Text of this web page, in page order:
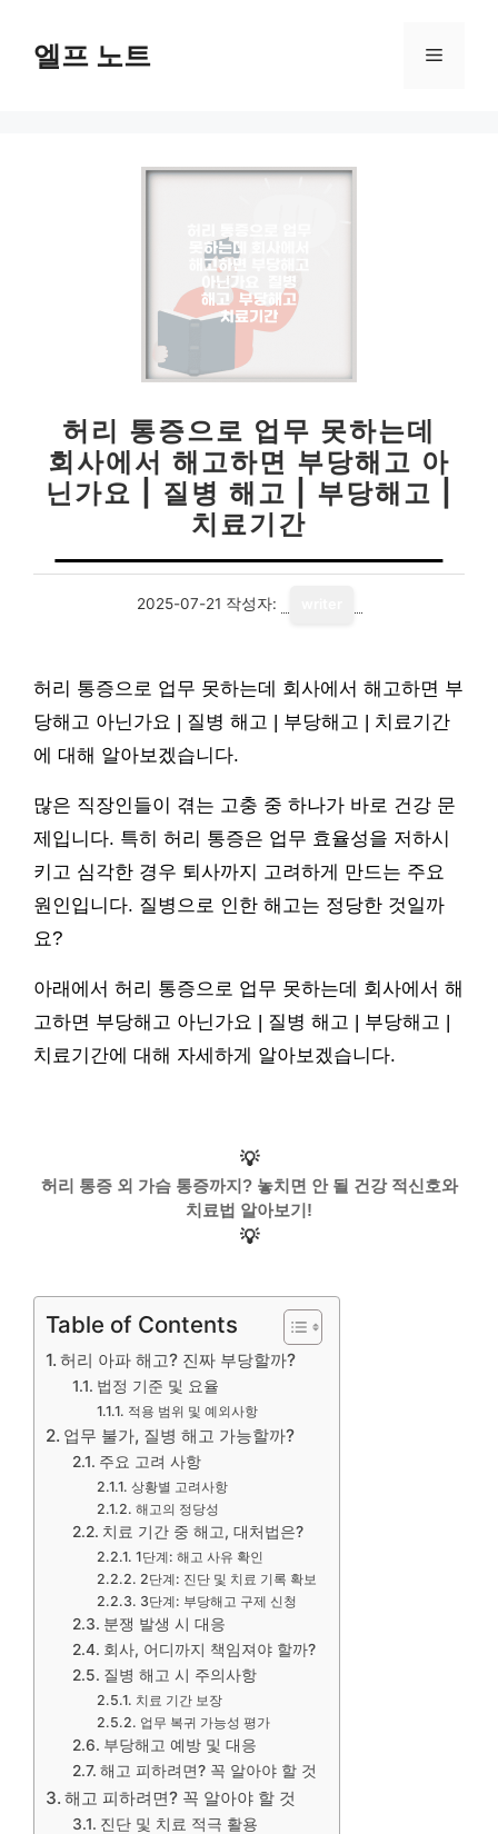
엘프 노트 메
허리 통증으로 업무 못하는데
회사에서 해고하면 부당해고 아
닌가요 | 질병 해고 | 부당해고 |
치료기간
2025-07-21 작성자:
허리 통증으로 업무 못하는데 회사에서 해고하면 부
당해고 아닌가요 | 질병 해고 | 부당해고 | 치료기간
에 대해 알아보겠습니다.
많은 직장인들이 겪는 고충 중 하나가 바로 건강 문
제입니다. 특히 허리 통증은 업무 효율성을 저하시
키고 심각한 경우 퇴사까지 고려하게 만드는 주요
원인입니다. 질병으로 인한 해고는 정당한 것일까
요?
아래에서 허리 통증으로 업무 못하는데 회사에서 해
고하면 부당해고 아닌가요 | 질병 해고 | 부당해고 |
치료기간에 대해 자세하게 알아보겠습니다.
💡
허리 통증 외 가슴 통증까지? 놓치면 안 될 건강 적신호와
치료법 알아보기!
💡
Table of Contents
허리 아파 해고? 진짜 부당할까?
법정 기준 및 요율
적용 범위 및 예외사항
업무 불가, 질병 해고 가능할까?
주요 고려 사항
상황별 고려사항
해고의 정당성
치료 기간 중 해고, 대처법은?
1단계: 해고 사유 확인
2단계: 진단 및 치료 기록 확보
3단계: 부당해고 구제 신청
분쟁 발생 시 대응
회사, 어디까지 책임져야 할까?
질병 해고 시 주의사항
치료 기간 보장
업무 복귀 가능성 평가
부당해고 예방 및 대응
해고 피하려면? 꼭 알아야 할 것
해고 피하려면? 꼭 알아야 할 것
진단 및 치료 적극 활용